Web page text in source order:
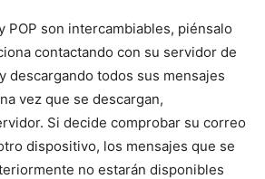
POP son intercambiables, piénsalo
contactando con su servidor de
descargando todos sus mensajes
vez que se descargan,
Si decide comprobar su correo
dispositivo, los mensajes que se
no estarán disponibles